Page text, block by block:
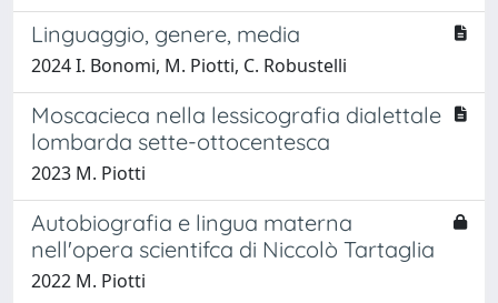
Linguaggio, genere, media
2024 I. Bonomi, M. Piotti, C. Robustelli
Moscacieca nella lessicografia dialettale
lombarda sette-ottocentesca
2023 M. Piotti
Autobiografia e lingua materna
nell'opera scientifca di Niccolò Tartaglia
2022 M. Piotti